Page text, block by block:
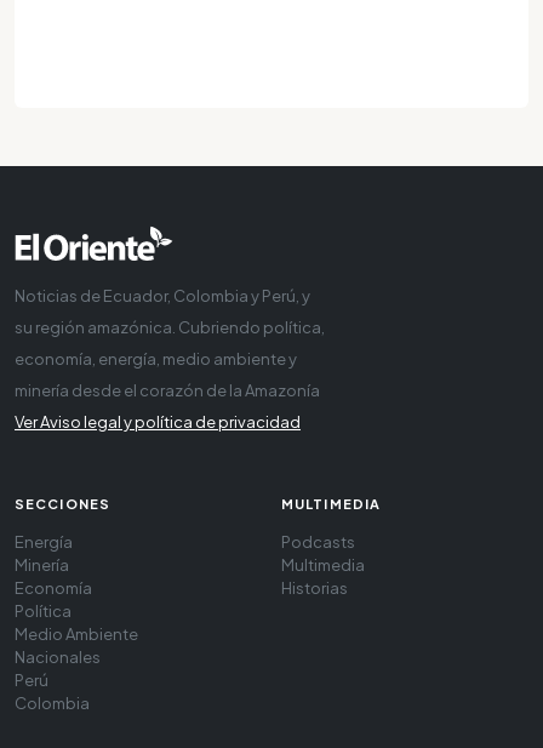
Noticias de Ecuador, Colombia y Perú, y
su región amazónica. Cubriendo política,
economía, energía, medio ambiente y
minería desde el corazón de la Amazonía
Ver Aviso legal y política de privacidad
SECCIONES
Energía
Minería
Economía
Política
Medio Ambiente
Nacionales
Perú
Colombia
MULTIMEDIA
Podcasts
Multimedia
Historias